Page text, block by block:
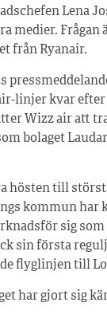
Lena
medier. Frågan
från Ryanair.
linjer kvar
Wizz air att
bolaget
hösten till
kommun har
sig
sin första
flyglinjen till
har gjort sig